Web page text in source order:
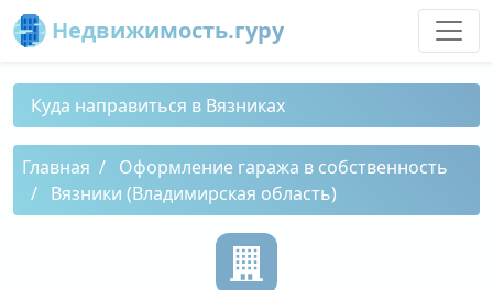
Недвижимость.гуру
Куда направиться в Вязниках
Главная
Оформление гаража в собственность
Вязники (Владимирская область)